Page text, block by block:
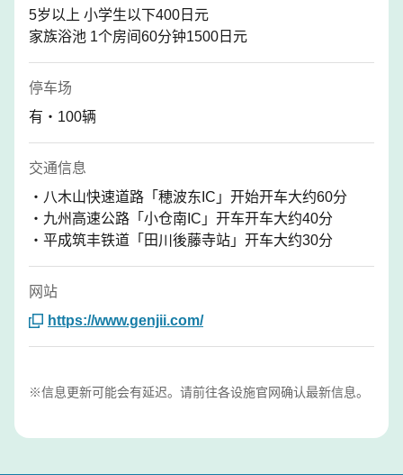
5岁以上 小学生以下400日元
家族浴池 1个房间60分钟1500日元
停车场
有・100辆
交通信息
・八木山快速道路「穂波东IC」开始开车大约60分
・九州高速公路「小仓南IC」开车开车大约40分
・平成筑丰铁道「田川後藤寺站」开车大约30分
网站
https://www.genjii.com/
※信息更新可能会有延迟。请前往各设施官网确认最新信息。